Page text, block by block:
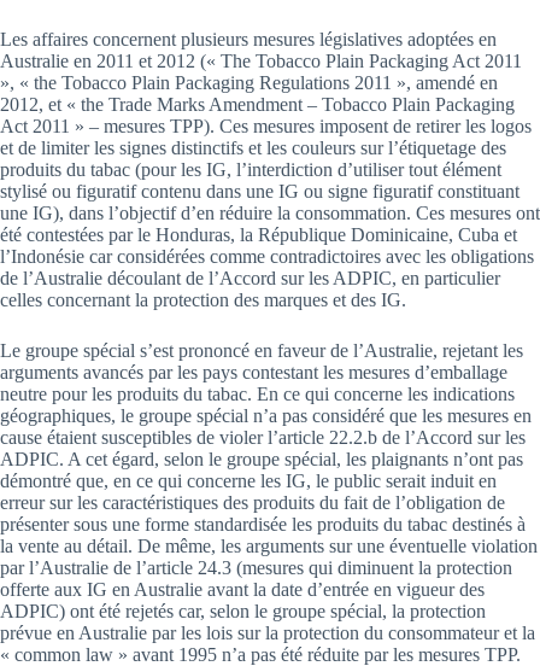
Les affaires concernent plusieurs mesures législatives adoptées en
Australie en 2011 et 2012 (« The Tobacco Plain Packaging Act 2011
», « the Tobacco Plain Packaging Regulations 2011 », amendé en
2012, et « the Trade Marks Amendment – Tobacco Plain Packaging
Act 2011 » – mesures TPP). Ces mesures imposent de retirer les logos
et de limiter les signes distinctifs et les couleurs sur l’étiquetage des
produits du tabac (pour les IG, l’interdiction d’utiliser tout élément
stylisé ou figuratif contenu dans une IG ou signe figuratif constituant
une IG), dans l’objectif d’en réduire la consommation. Ces mesures ont
été contestées par le Honduras, la République Dominicaine, Cuba et
l’Indonésie car considérées comme contradictoires avec les obligations
de l’Australie découlant de l’Accord sur les ADPIC, en particulier
celles concernant la protection des marques et des IG.
Le groupe spécial s’est prononcé en faveur de l’Australie, rejetant les
arguments avancés par les pays contestant les mesures d’emballage
neutre pour les produits du tabac. En ce qui concerne les indications
géographiques, le groupe spécial n’a pas considéré que les mesures en
cause étaient susceptibles de violer l’article 22.2.b de l’Accord sur les
ADPIC. A cet égard, selon le groupe spécial, les plaignants n’ont pas
démontré que, en ce qui concerne les IG, le public serait induit en
erreur sur les caractéristiques des produits du fait de l’obligation de
présenter sous une forme standardisée les produits du tabac destinés à
la vente au détail. De même, les arguments sur une éventuelle violation
par l’Australie de l’article 24.3 (mesures qui diminuent la protection
offerte aux IG en Australie avant la date d’entrée en vigueur des
ADPIC) ont été rejetés car, selon le groupe spécial, la protection
prévue en Australie par les lois sur la protection du consommateur et la
« common law » avant 1995 n’a pas été réduite par les mesures TPP.